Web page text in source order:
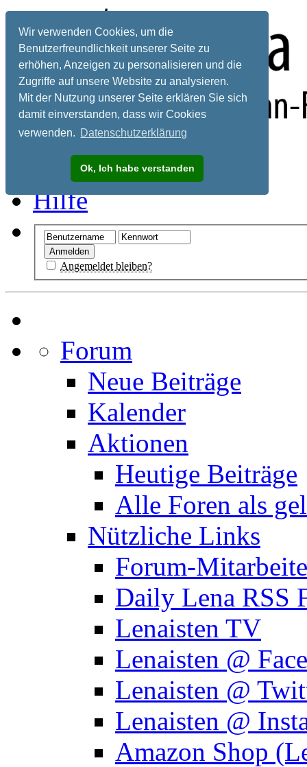
Wir verwenden Cookies, um die
Benutzerfreundlichkeit unserer Seite zu
erhöhen, Anzeigen zu personalisieren und die
Zugriffe auf unsere Website zu analysieren.
Mit der Nutzung unserer Seite erklären Sie sich
damit einverstanden, dass wir Cookies
verwenden. Datenschutzerklärung
Ok, Ich habe verstanden
Registrieren
Hilfe
Angemeldet bleiben?
Forum
Neue Beiträge
Kalender
Aktionen
Heutige Beiträge
Alle Foren als
Nützliche Links
Forum-
Daily Lena RSS
Lenaisten TV
Lenaisten @
Lenaisten @
Lenaisten @
Amazon Shop